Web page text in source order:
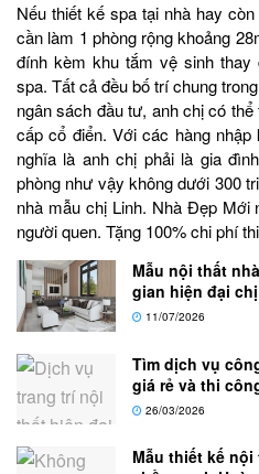
Nếu thiết kế spa tại nhà hay
cần làm 1 phòng rộng khoảng
đính kèm khu tắm vệ sinh thay
spa. Tất cả đều bố trí chung
ngân sách đầu tư, anh chị có
cấp cổ điển. Với các hàng
nghĩa là anh chị phải là gia
phòng như vậy không dưới 300
nhà mẫu chị Linh. Nhà Đẹp Mới
người quen. Tặng 100% chi phí
Mẫu nội thất
gian hiện đại
11/07/2026
Tìm dịch vụ
giá rẻ và thi
26/03/2026
Mẫu thiết kế